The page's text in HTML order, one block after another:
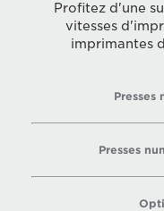
Profitez d'une
vitesses
imprimantes
Presses
Presses